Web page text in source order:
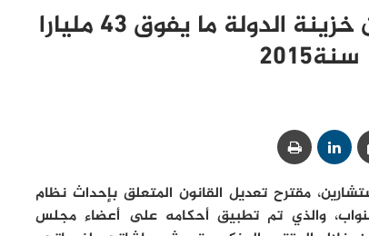
البرلمانيون سيكلفون خزينة الدولة ما يفوق 43 مليارا
سنة2015
مقترح تعديل القانون المتعلق بإحداث نظام
والذي تم تطبيق أحكامه على أعضاء مجلس